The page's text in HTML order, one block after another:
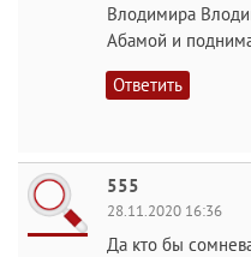
Влодимира
Абамой и
Ответить
555
28.11.2020 16:36
Да кто бы